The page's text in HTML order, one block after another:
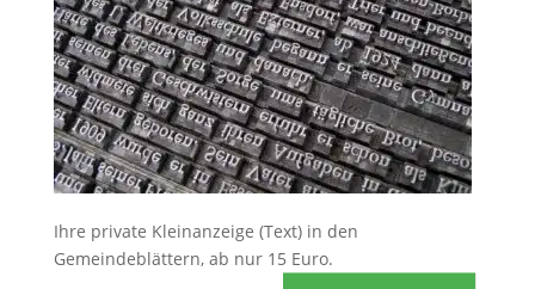
Ihre private Kleinanzeige (Text) in den
Gemeindeblättern, ab nur 15 Euro.